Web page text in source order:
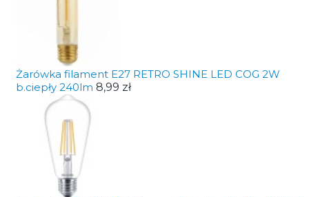
Żarówka filament E27 RETRO SHINE LED COG 2W
b.ciepły 240lm 8,99 zł